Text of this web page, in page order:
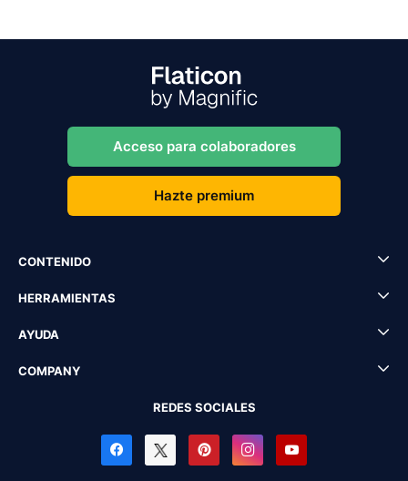
Acceso para colaboradores
Hazte premium
CONTENIDO
HERRAMIENTAS
AYUDA
COMPANY
REDES SOCIALES